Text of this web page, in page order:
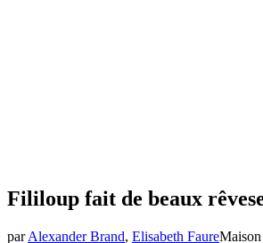
Fililoup fait de beaux rêves
par Alexander Brand, Elisabeth Faure